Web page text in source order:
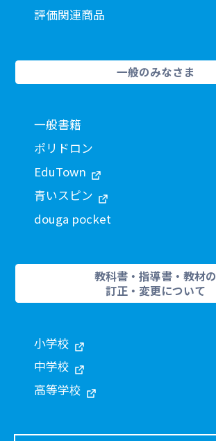
評価関連商品
一般のみなさま
一般書籍
ポリドロン
EduTown
青いスピン
douga pocket
教科書・指導書・教材の
訂正・変更について
小学校
中学校
高等学校